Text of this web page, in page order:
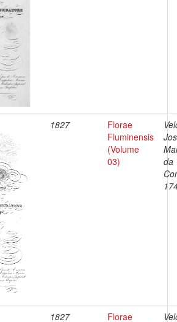
1827
Florae
Fluminensis
(Volume
03)
da
1827
Florae